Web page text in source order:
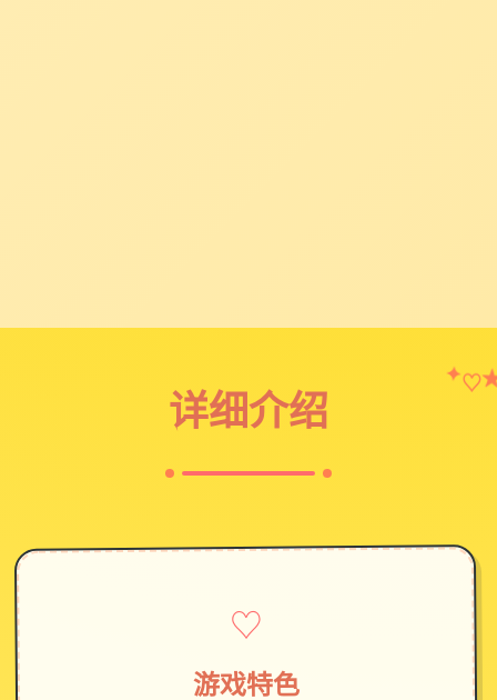
详细介绍
✦♡
♡
游戏特色